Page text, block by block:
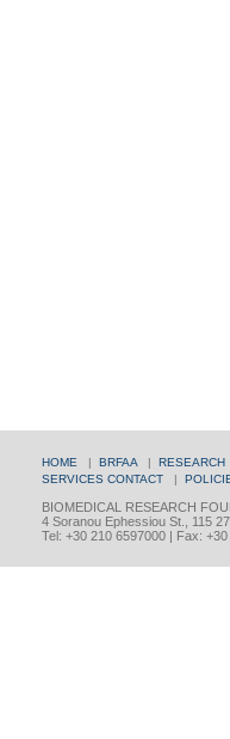
HOME | BRFAA | RESEARCH
SERVICES CONTACT |
BIOMEDICAL RESEARCH
4 Soranou Ephessiou St., 115
Tel: +30 210 6597000 | Fax: